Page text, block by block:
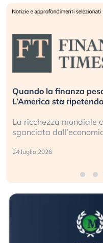
Quando la finanza
L’America sta
La ricchezza mondiale
sganciata
24 luglio 2026